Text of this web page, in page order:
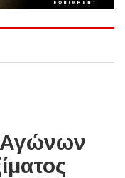
Αγώνων